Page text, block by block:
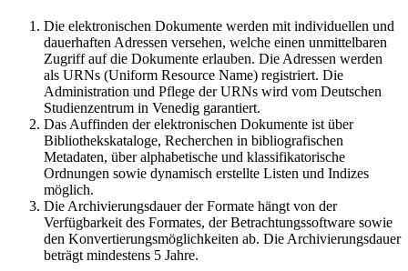
Die elektronischen Dokumente werden mit individuellen und
dauerhaften Adressen versehen, welche einen unmittelbaren
Zugriff auf die Dokumente erlauben. Die Adressen werden
als URNs (Uniform Resource Name) registriert. Die
Administration und Pflege der URNs wird vom Deutschen
Studienzentrum in Venedig garantiert.
Das Auffinden der elektronischen Dokumente ist über
Bibliothekskataloge, Recherchen in bibliografischen
Metadaten, über alphabetische und klassifikatorische
Ordnungen sowie dynamisch erstellte Listen und Indizes
möglich.
Die Archivierungsdauer der Formate hängt von der
Verfügbarkeit des Formates, der Betrachtungssoftware sowie
den Konvertierungsmöglichkeiten ab. Die Archivierungsdauer
beträgt mindestens 5 Jahre.